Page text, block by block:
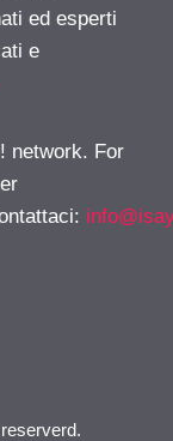
ed esperti
e
network. For
: